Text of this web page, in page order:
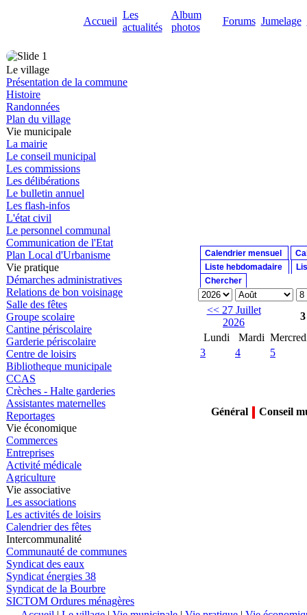
Accueil
Les
actualités
Album
photos
Forums Jumelage
Le village
Présentation de la commune
Histoire
Randonnées
Plan du village
Vie municipale
La mairie
Le conseil municipal
Les commissions
Les délibérations
Le bulletin annuel
Les flash-infos
L'état civil
Le personnel communal
Communication de l'Etat
Plan Local d'Urbanisme
Vie pratique
Démarches administratives
Relations de bon voisinage
Salle des fêtes
Groupe scolaire
Cantine périscolaire
Garderie périscolaire
Centre de loisirs
Bibliotheque municipale
CCAS
Crèches - Halte garderies
Assistantes maternelles
Reportages
Vie économique
Commerces
Entreprises
Activité médicale
Agriculture
Vie associative
Les associations
Les activités de loisirs
Calendrier des fêtes
Intercommunalité
Communauté de communes
Syndicat des eaux
Syndicat énergies 38
Syndicat de la Bourbre
SICTOM Ordures ménagères
Calendrier mensuel
Liste hebdomadaire
Chercher
<< 27 Juillet
2026
Lundi
Mardi
3
4 5
Général Conseil